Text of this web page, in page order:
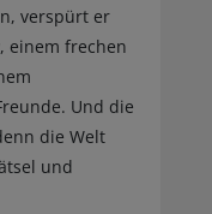
verspürt er
einem frechen
Und die
die Welt
und